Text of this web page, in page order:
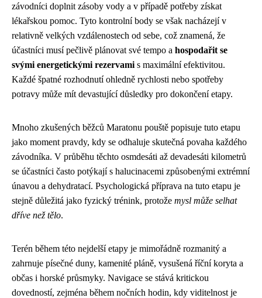
závodníci doplnit zásoby vody a v případě potřeby získat
lékařskou pomoc. Tyto kontrolní body se však nacházejí v
relativně velkých vzdálenostech od sebe, což znamená, že
účastníci musí pečlivě plánovat své tempo a hospodařit se
svými energetickými rezervami s maximální efektivitou.
Každé špatné rozhodnutí ohledně rychlosti nebo spotřeby
potravy může mít devastující důsledky pro dokončení etapy.
Mnoho zkušených běžců Maratonu pouště popisuje tuto etapu
jako moment pravdy, kdy se odhaluje skutečná povaha každého
závodníka. V průběhu těchto osmdesáti až devadesáti kilometrů
se účastníci často potýkají s halucinacemi způsobenými extrémní
únavou a dehydratací. Psychologická příprava na tuto etapu je
stejně důležitá jako fyzický trénink, protože mysl může selhat
dříve než tělo.
Terén během této nejdelší etapy je mimořádně rozmanitý a
zahrnuje písečné duny, kamenité pláně, vysušená říční koryta a
občas i horské průsmyky. Navigace se stává kritickou
dovedností, zejména během nočních hodin, kdy viditelnost je